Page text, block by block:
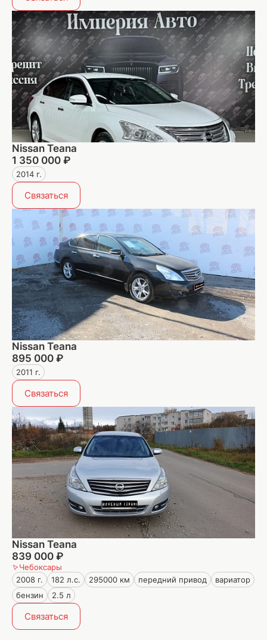
Nissan Teana
1 350 000 ₽
2014 г.
Связаться
Nissan Teana
895 000 ₽
2011 г.
Связаться
Nissan Teana
839 000 ₽
Чебоксары
2008 г.
182 л.с. 295000 км передний привод
вариатор
бензин
2.5 л
Связаться